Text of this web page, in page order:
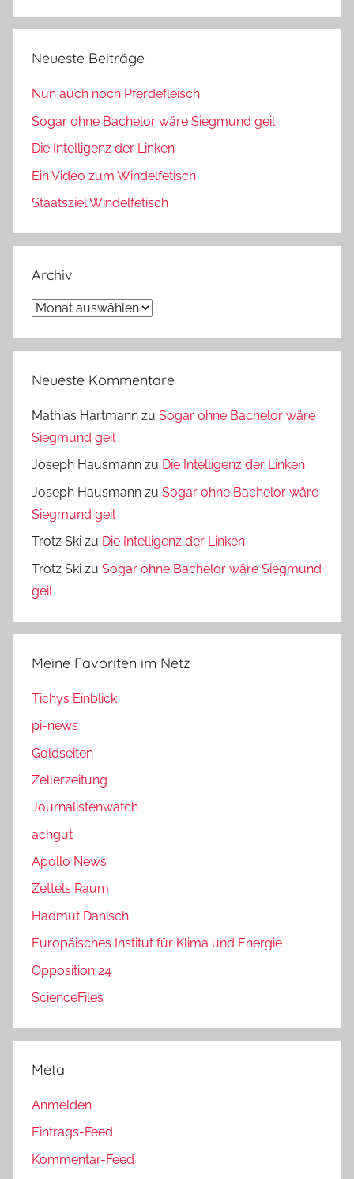
Neueste Beiträge
Nun auch noch Pferdefleisch
Sogar ohne Bachelor wäre Siegmund geil
Die Intelligenz der Linken
Ein Video zum Windelfetisch
Staatsziel Windelfetisch
Archiv
Archiv
Neueste Kommentare
Mathias Hartmann zu Sogar ohne Bachelor wäre
Siegmund geil
Joseph Hausmann zu Die Intelligenz der Linken
Joseph Hausmann zu Sogar ohne Bachelor wäre
Siegmund geil
Trotz Ski zu Die Intelligenz der Linken
Trotz Ski zu Sogar ohne Bachelor wäre Siegmund
geil
Meine Favoriten im Netz
Tichys Einblick
pi-news
Goldseiten
Zellerzeitung
Journalistenwatch
achgut
Apollo News
Zettels Raum
Hadmut Danisch
Europäisches Institut für Klima und Energie
Opposition 24
ScienceFiles
Meta
Anmelden
Eintrags-Feed
Kommentar-Feed